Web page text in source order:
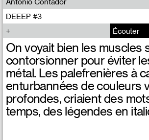
DEEEP #3
Écouter
On voyait bien les muscles
contorsionner pour éviter
métal. Les palefrenières à
enturbannées de couleurs
profondes, criaient des
temps, des légendes en